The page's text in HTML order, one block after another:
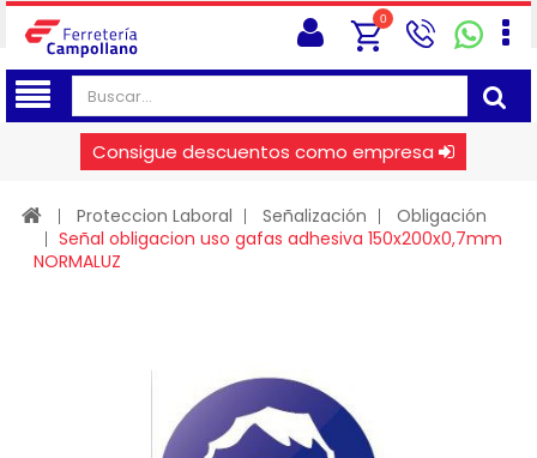
0
Consigue descuentos como empresa
Proteccion Laboral Señalización
Obligación
Señal obligacion uso gafas adhesiva 150x200x0,7mm
NORMALUZ